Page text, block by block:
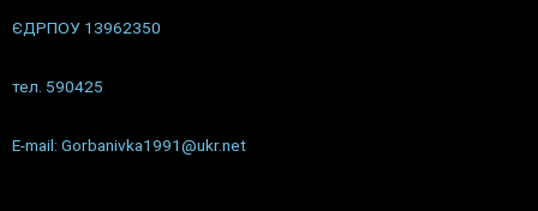
ЄДРПОУ 13962350
тел. 590425
E-mail: Gorbanivka1991@ukr.net